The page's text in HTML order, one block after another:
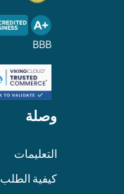
BBB
وصلة
التعليمات
كيفية الطلب